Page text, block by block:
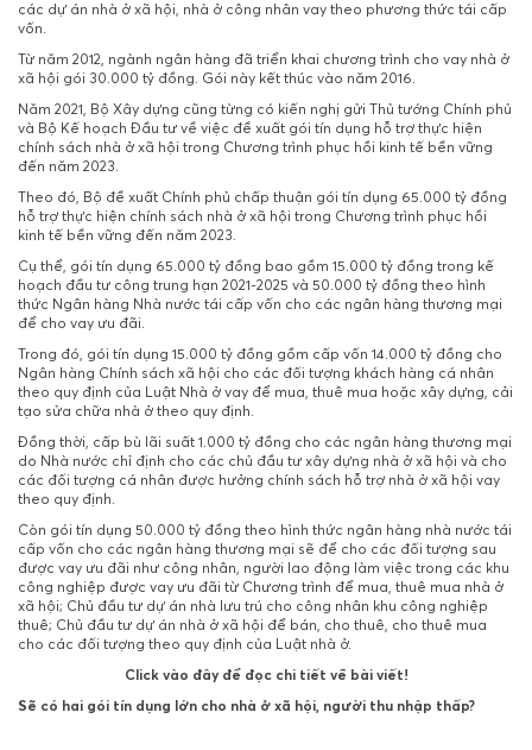
các dự án nhà ở xã hội, nhà ở công nhân vay theo phương thức tái cấp
vốn.
Từ năm 2012, ngành ngân hàng đã triển khai chương trình cho vay nhà ở
xã hội gói 30.000 tỷ đồng. Gói này kết thúc vào năm 2016.
Năm 2021, Bộ Xây dựng cũng từng có kiến nghị gửi Thủ tướng Chính phủ
và Bộ Kế hoạch Đầu tư về việc đề xuất gói tín dụng hỗ trợ thực hiện
chính sách nhà ở xã hội trong Chương trình phục hồi kinh tế bền vững
đến năm 2023.
Theo đó, Bộ đề xuất Chính phủ chấp thuận gói tín dụng 65.000 tỷ đồng
hỗ trợ thực hiện chính sách nhà ở xã hội trong Chương trình phục hồi
kinh tế bền vững đến năm 2023.
Cụ thể, gói tín dụng 65.000 tỷ đồng bao gồm 15.000 tỷ đồng trong kế
hoạch đầu tư công trung hạn 2021-2025 và 50.000 tỷ đồng theo hình
thức Ngân hàng Nhà nước tái cấp vốn cho các ngân hàng thương mại
để cho vay ưu đãi.
Trong đó, gói tín dụng 15.000 tỷ đồng gồm cấp vốn 14.000 tỷ đồng cho
Ngân hàng Chính sách xã hội cho các đối tượng khách hàng cá nhân
theo quy định của Luật Nhà ở vay để mua, thuê mua hoặc xây dựng, cải
tạo sửa chữa nhà ở theo quy định.
Đồng thời, cấp bù lãi suất 1.000 tỷ đồng cho các ngân hàng thương mại
do Nhà nước chỉ định cho các chủ đầu tư xây dựng nhà ở xã hội và cho
các đối tượng cá nhân được hưởng chính sách hỗ trợ nhà ở xã hội vay
theo quy định.
Còn gói tín dụng 50.000 tỷ đồng theo hình thức ngân hàng nhà nước tái
cấp vốn cho các ngân hàng thương mại sẽ để cho các đối tượng sau
được vay ưu đãi như công nhân, người lao động làm việc trong các khu
công nghiệp được vay ưu đãi từ Chương trình để mua, thuê mua nhà ở
xã hội; Chủ đầu tư dự án nhà lưu trú cho công nhân khu công nghiệp
thuê; Chủ đầu tư dự án nhà ở xã hội để bán, cho thuê, cho thuê mua
cho các đối tượng theo quy định của Luật nhà ở.
Click vào đây để đọc chi tiết về bài viết!
Sẽ có hai gói tín dụng lớn cho nhà ở xã hội, người thu nhập thấp?